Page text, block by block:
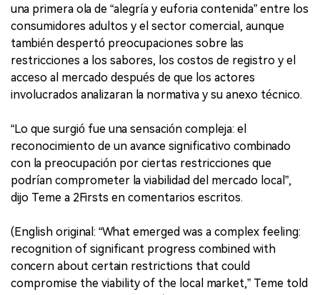
una primera ola de “alegría y euforia contenida” entre los
consumidores adultos y el sector comercial, aunque
también despertó preocupaciones sobre las
restricciones a los sabores, los costos de registro y el
acceso al mercado después de que los actores
involucrados analizaran la normativa y su anexo técnico.
“Lo que surgió fue una sensación compleja: el
reconocimiento de un avance significativo combinado
con la preocupación por ciertas restricciones que
podrían comprometer la viabilidad del mercado local”,
dijo Teme a 2Firsts en comentarios escritos.
(English original: “What emerged was a complex feeling:
recognition of significant progress combined with
concern about certain restrictions that could
compromise the viability of the local market,” Teme told